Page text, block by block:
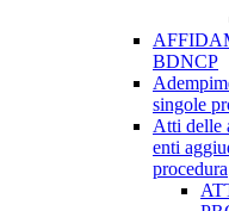
BDNCP
singole
Atti delle
enti
procedura